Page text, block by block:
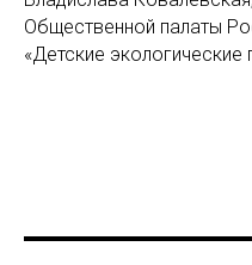
Общественной палаты
«Детские экологические